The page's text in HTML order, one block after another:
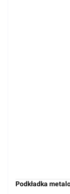
Podkładka